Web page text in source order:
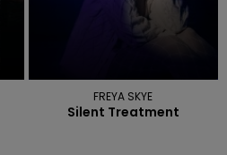
FREYA SKYE
Silent Treatment